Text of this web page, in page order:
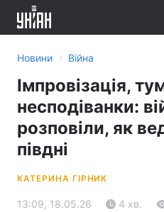
Новини › Війна
Імпровізація,
несподіванки:
розповіли, як
півдні
КАТЕРИНА ГІРНИК
13:09, 18.05.26 4 хв.